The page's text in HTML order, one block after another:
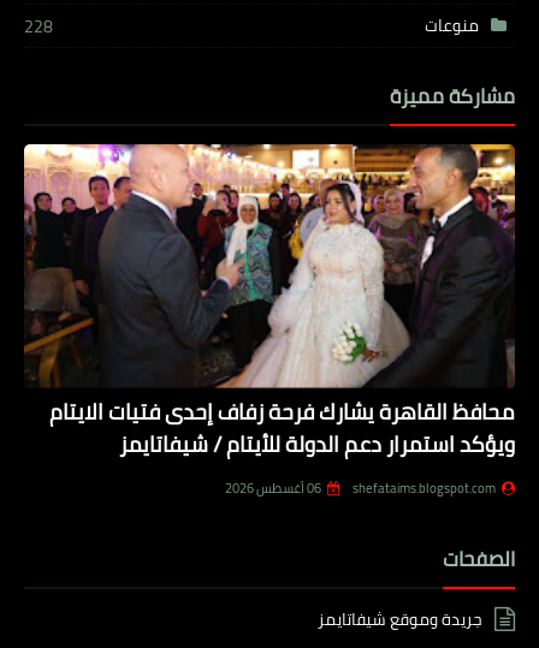
منوعات
228
مشاركة مميزة
محافظ القاهرة يشارك فرحة زفاف إحدى فتيات الايتام
ويؤكد استمرار دعم الدولة للأيتام / شيفاتايمز
shefataims.blogspot.com 06 أغسطس 2026
الصفحات
جريدة وموقع شيفاتايمز